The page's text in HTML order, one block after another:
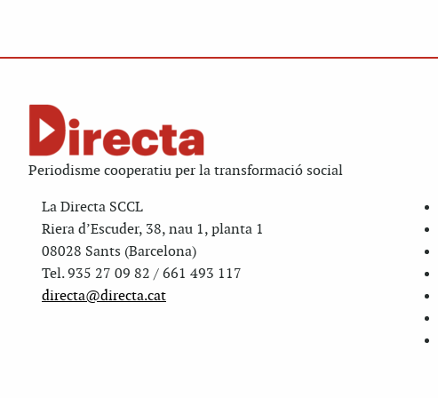
Periodisme cooperatiu per la transformació social
La Directa SCCL
Riera d’Escuder, 38, nau 1, planta 1
08028 Sants (Barcelona)
Tel. 935 27 09 82 / 661 493 117
directa@directa.cat